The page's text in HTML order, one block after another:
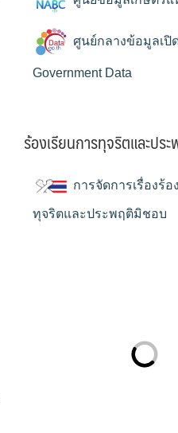
ศูนย์กลางข้อมูลเปิ
Government Data
ร้องเรียนการทุจริตและปร
การจัดการเรื่องร้อ
ทุจริตและประพฤติมิชอบ